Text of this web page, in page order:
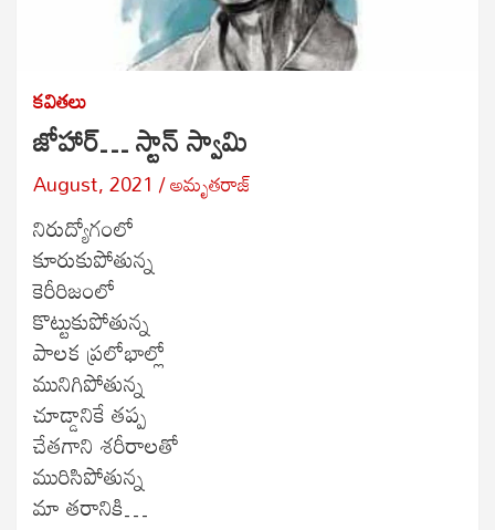
కవితలు
జోహార్… స్టాన్ స్వామి
August, 2021 అమృతరాజ్
నిరుద్యోగంలో
కూరుకుపోతున్న
కెరీరిజంలో
కొట్టుకుపోతున్న
పాలక ప్రలోభాల్లో
మునిగిపోతున్న
చూడ్డానికే తప్ప
చేతగాని శరీరాలతో
మురిసిపోతున్న
మా తరానికి…